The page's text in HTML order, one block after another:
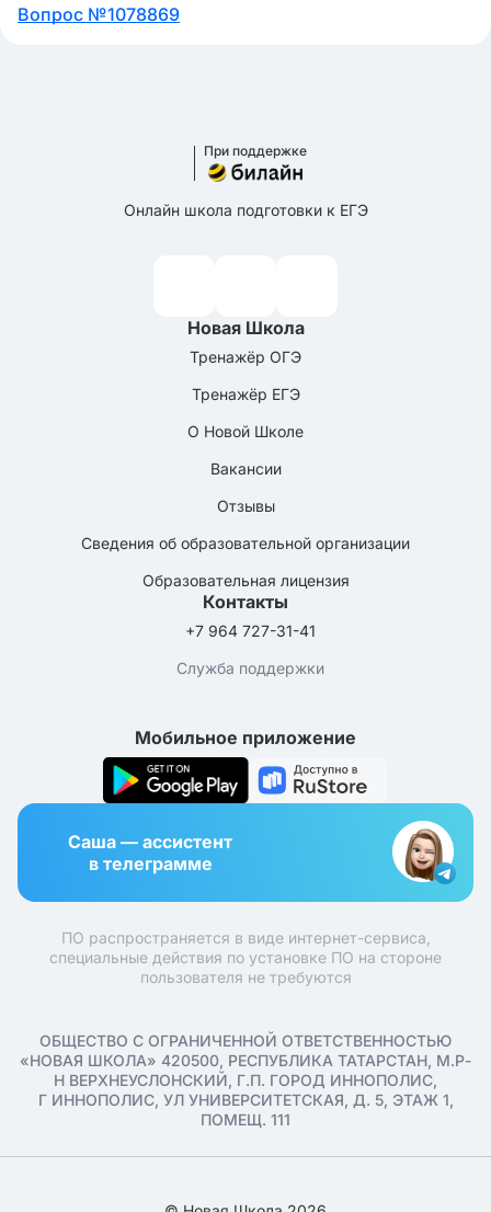
Вопрос №1078869
При поддержке
Онлайн школа подготовки к ЕГЭ
Новая Школа
Тренажёр ОГЭ
Тренажёр ЕГЭ
О Новой Школе
Вакансии
Отзывы
Сведения об образовательной организации
Образовательная лицензия
Контакты
+7 964 727-31-41
Служба поддержки
Мобильное приложение
Саша — ассистент
в телеграмме
ПО распространяется в виде интернет-сервиса,
специальные действия по установке ПО на стороне
пользователя не требуются
ОБЩЕСТВО С ОГРАНИЧЕННОЙ ОТВЕТСТВЕННОСТЬЮ
«НОВАЯ ШКОЛА» 420500, РЕСПУБЛИКА ТАТАРСТАН, М.Р-
Н ВЕРХНЕУСЛОНСКИЙ, Г.П. ГОРОД ИННОПОЛИС,
Г ИННОПОЛИС, УЛ УНИВЕРСИТЕТСКАЯ, Д. 5, ЭТАЖ 1,
ПОМЕЩ. 111